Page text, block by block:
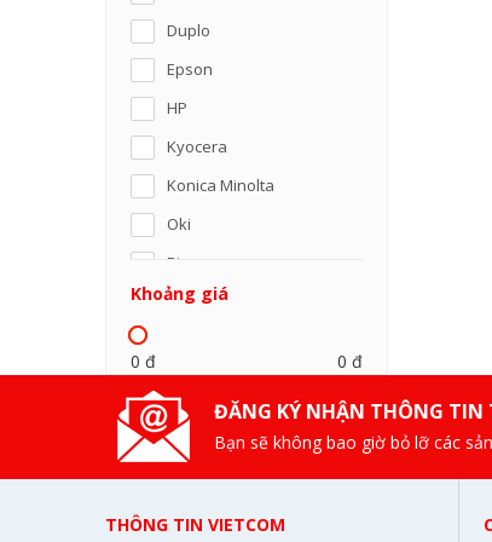
Duplo
Epson
HP
Kyocera
Konica Minolta
Oki
Riso
Panasonic
Ricoh
Sharp
Xerox
Lexmark
Khoảng giá
0 đ 0 đ
ĐĂNG KÝ NHẬN THÔNG TIN
Bạn sẽ không bao giờ bỏ lỡ các
THÔNG TIN VIETCOM